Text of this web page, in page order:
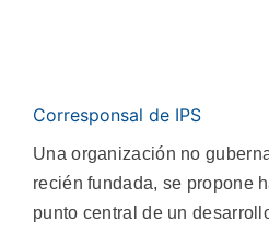
Corresponsal de IPS
Una organización no
recién fundada, se propone
punto central de un